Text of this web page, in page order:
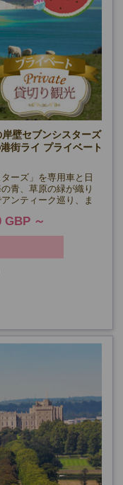
壁セブンシスターズ
街ライ プライベート
ーズ」を専用車と日
青、草原の緑が織り
ンティーク巡り、ま
GBP